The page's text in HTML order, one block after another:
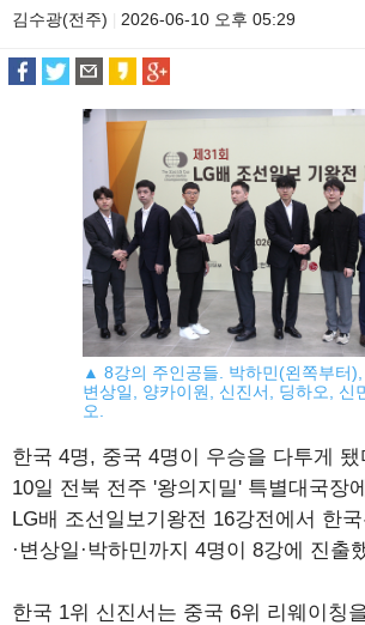
김수광(전주)
2026-06-10 오후 05:29
▲ 8강의 주인공들. 박하민(왼쪽부터),
변상일, 양카이원, 신진서, 딩하오, 신
오.
한국 4명, 중국 4명이 우승을 다투게 됐
10일 전북 전주 '왕의지밀' 특별대국장
LG배 조선일보기왕전 16강전에서 한
·변상일·박하민까지 4명이 8강에 진출
한국 1위 신진서는 중국 6위 리웨이칭